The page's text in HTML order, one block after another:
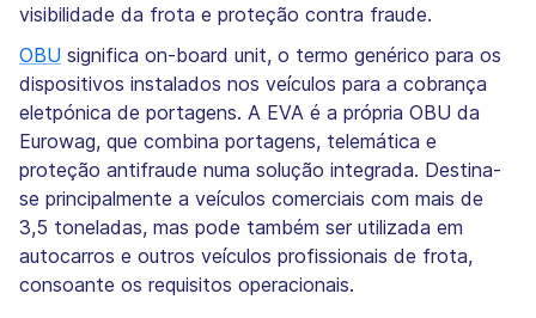
visibilidade da frota e proteção contra fraude.
OBU significa on-board unit, o termo genérico para os
dispositivos instalados nos veículos para a cobrança
eletрónica de portagens. A EVA é a própria OBU da
Eurowag, que combina portagens, telemática e
proteção antifraude numa solução integrada. Destina-
se principalmente a veículos comerciais com mais de
3,5 toneladas, mas pode também ser utilizada em
autocarros e outros veículos profissionais de frota,
consoante os requisitos operacionais.